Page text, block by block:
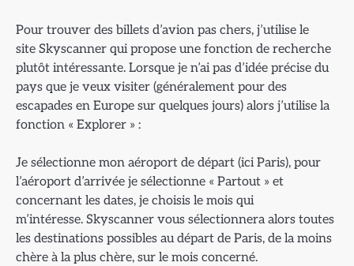
Pour trouver des billets d’avion pas chers, j’utilise le
site Skyscanner qui propose une fonction de recherche
plutôt intéressante. Lorsque je n’ai pas d’idée précise du
pays que je veux visiter (généralement pour des
escapades en Europe sur quelques jours) alors j’utilise la
fonction « Explorer » :
Je sélectionne mon aéroport de départ (ici Paris), pour
l’aéroport d’arrivée je sélectionne « Partout » et
concernant les dates, je choisis le mois qui
m’intéresse. Skyscanner vous sélectionnera alors toutes
les destinations possibles au départ de Paris, de la moins
chère à la plus chère, sur le mois concerné.